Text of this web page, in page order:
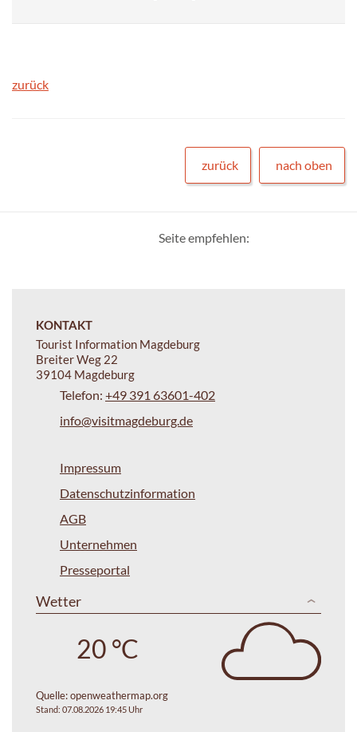
zurück
zurück nach oben
Seite empfehlen:
KONTAKT
Tourist Information Magdeburg
Breiter Weg 22
39104 Magdeburg
Telefon: +49 391 63601-402
info@visitmagdeburg.de
Impressum
Datenschutzinformation
AGB
Unternehmen
Presseportal
Wetter
20 °C
Quelle:openweathermap.org
Stand: 07.08.2026 19:45 Uhr